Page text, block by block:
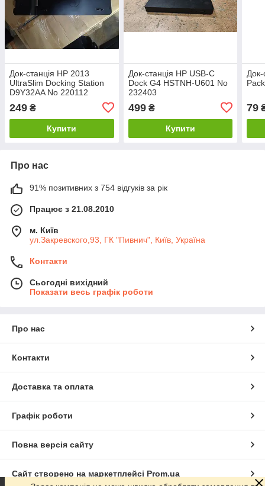
Док-станція HP 2013
UltraSlim Docking Station
D9Y32AA No 220112
249 ₴
Купити
Док-станція HP USB-C
Dock G4 HSTNH-U601 No
232403
499₴
Купити
Док-
79
Про нас
91% позитивних з 754 відгуків за рік
Працює з 21.08.2010
м. Київ
ул.Закревского,93, ГК "Пивнич", Київ, Україна
Контакти
Сьогодні вихідний
Показати весь графік роботи
Про нас
Контакти
Доставка та оплата
Графік роботи
Повна версія сайту
Сайт створено на маркетплейсі Prom.ua